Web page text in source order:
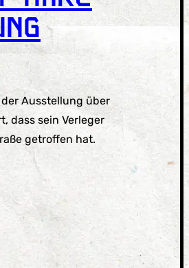
Ausstellung über
dass sein Verleger
getroffen hat.